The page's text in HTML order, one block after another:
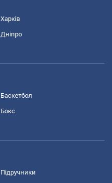
Харків
Дніпро
Баскетбол
Бокс
Підручники